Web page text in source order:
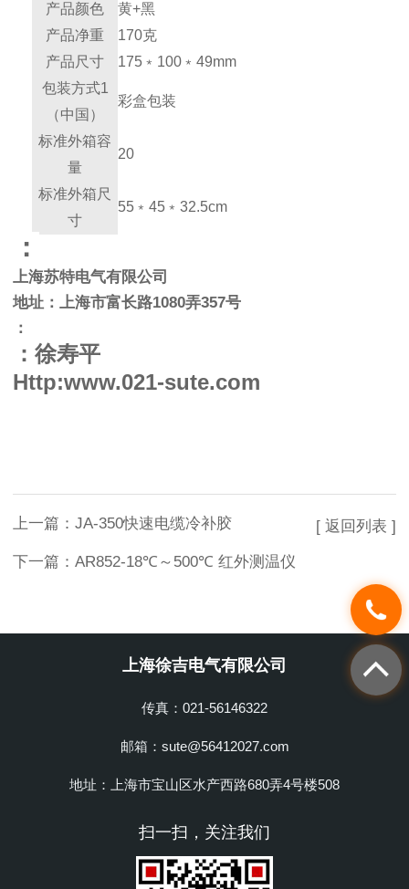
产品颜色
黄+黑
产品净重
170克
产品尺寸
175﹡100﹡49mm
包装方式1
（中国）
彩盒包装
标准外箱容
量
20
标准外箱尺
寸
55﹡45﹡32.5cm
：
上海苏特电气有限公司
地址：上海市富长路1080弄357号
：
：徐寿平
Http:www.021-sute.com
上一篇： JA-350快速电缆冷补胶
下一篇： AR852-18℃～500℃ 红外测温仪
[ 返回列表 ]
上海徐吉电气有限公司
传真：021-56146322
邮箱：sute@56412027.com
地址：上海市宝山区水产西路680弄4号楼508
扫一扫，关注我们